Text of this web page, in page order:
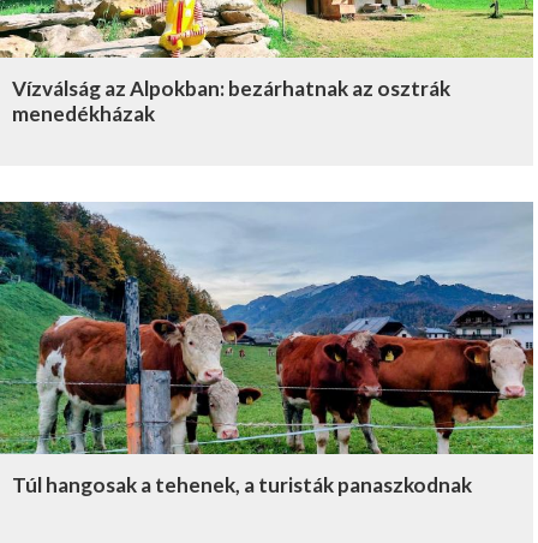
Vízválság az Alpokban: bezárhatnak az osztrák
menedékházak
Túl hangosak a tehenek, a turisták panaszkodnak